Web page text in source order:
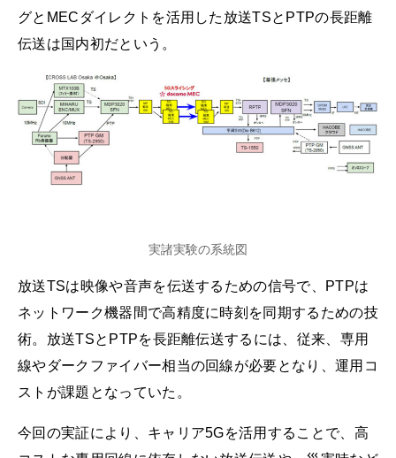
グとMECダイレクトを活用した放送TSとPTPの長距離
伝送は国内初だという。
実諸実験の系統図
放送TSは映像や音声を伝送するための信号で、PTPは
ネットワーク機器間で高精度に時刻を同期するための技
術。放送TSとPTPを長距離伝送するには、従来、専用
線やダークファイバー相当の回線が必要となり、運用コ
ストが課題となっていた。
今回の実証により、キャリア5Gを活用することで、高